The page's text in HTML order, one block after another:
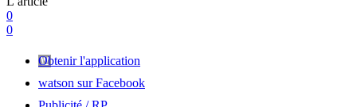
0
0
Obtenir l'application
watson sur Facebook